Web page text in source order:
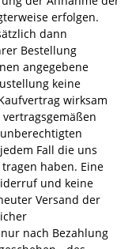
erfolgen.
dann
Bestellung
angegebene
keine
wirksam
Fall die uns
haben. Eine
und keine
Versand der
nach Bezahlung